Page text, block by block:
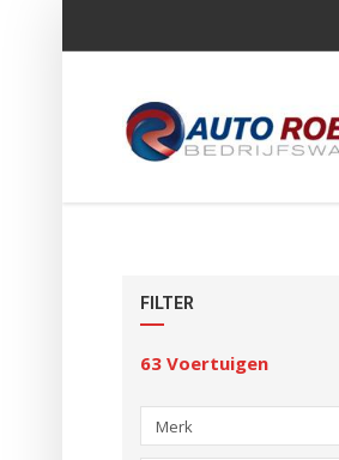
FILTER
63 Voertuigen
Merk